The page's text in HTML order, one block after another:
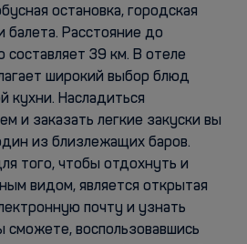
остановка, городская
балета. Расстояние до
составляет 39 км. В отеле
широкий выбор блюд
кухни. Насладиться
и заказать легкие закуски вы
из близлежащих баров.
того, чтобы отдохнуть и
видом, является открытая
почту и узнать
сможете, воспользовавшись